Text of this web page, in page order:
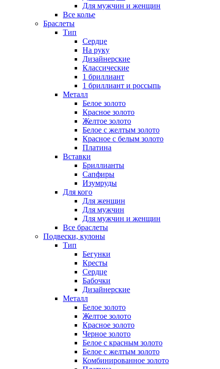
Для мужчин и женщин
Все колье
Браслеты
Тип
Сердце
На руку
Дизайнерские
Классические
1 бриллиант
1 бриллиант и россыпь
Металл
Белое золото
Красное золото
Желтое золото
Белое с желтым золото
Красное с белым золото
Платина
Вставки
Бриллианты
Сапфиры
Изумруды
Для кого
Для женщин
Для мужчин
Для мужчин и женщин
Все браслеты
Подвески, кулоны
Тип
Бегунки
Кресты
Сердце
Бабочки
Дизайнерские
Металл
Белое золото
Желтое золото
Красное золото
Черное золото
Белое с красным золото
Белое с желтым золото
Комбинированное золото